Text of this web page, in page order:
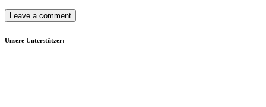
Unsere Unterstützer: